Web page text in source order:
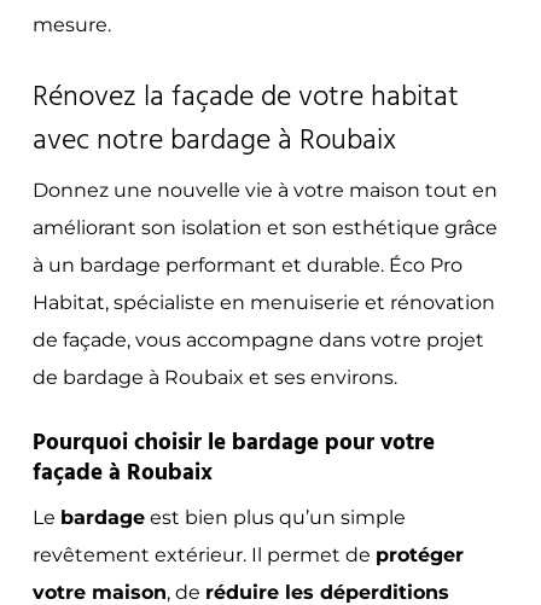
mesure.
Rénovez la façade de votre habitat
avec notre bardage à Roubaix
Donnez une nouvelle vie à votre maison tout en
améliorant son isolation et son esthétique grâce
à un bardage performant et durable. Éco Pro
Habitat, spécialiste en menuiserie et rénovation
de façade, vous accompagne dans votre projet
de bardage à Roubaix et ses environs.
Pourquoi choisir le bardage pour votre
façade à Roubaix
Le bardageest bien plus qu’un simple
revêtement extérieur. Il permet de protéger
votre maison, de réduire les déperditions